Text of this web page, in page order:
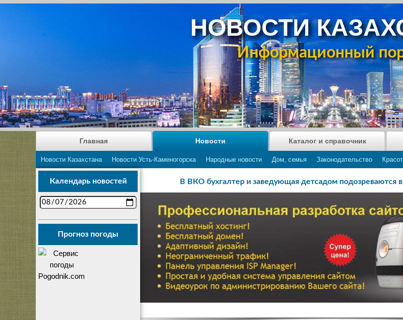
НОВОСТИ
Информационный
Главная Новости
Новости Казахстана Новости Усть-Каменогорска Народные новости Дом, семья Законодательство
Каталог и справочник
Календарь новостей
Прогноз погоды
В ВКО бухгалтер и заведующая детсадом подозреваются